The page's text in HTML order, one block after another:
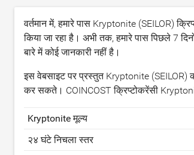
वर्तमान में, हमारे पास Kryptonite (SEILOR)
किया जा रहा है। अभी तक, हमारे पास पिछले 7
बारे में कोई जानकारी नहीं है।
इस वेबसाइट पर प्रस्तुत Kryptonite (SEILOR)
कर सकते। COINCOST क्रिप्टोकरेंसी
Kryptonite मूल्य
२४ घंटे निचला स्तर